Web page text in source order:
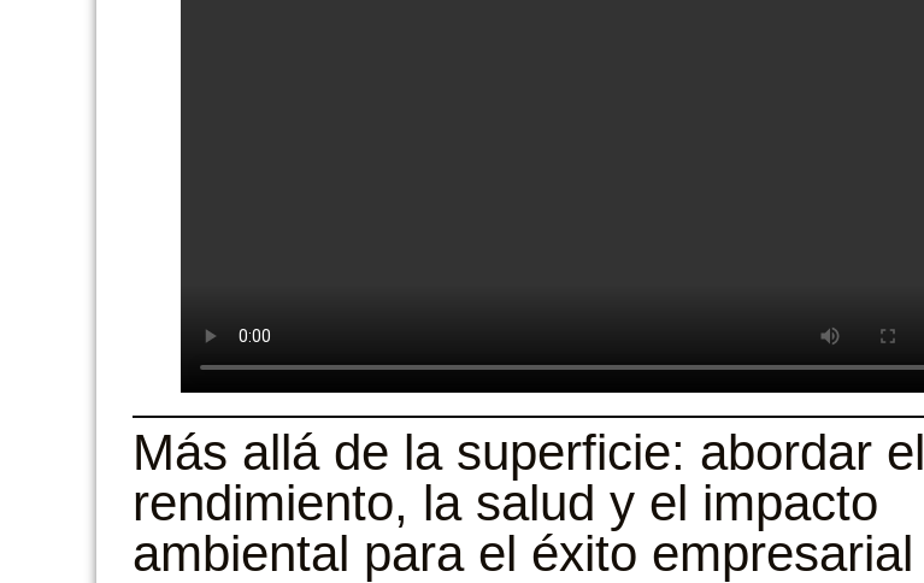
Más allá de la superficie: abordar el
rendimiento, la salud y el impacto
ambiental para el éxito empresarial